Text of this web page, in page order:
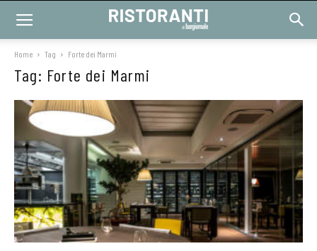
Home Tag Forte dei Marmi
Tag: Forte dei Marmi